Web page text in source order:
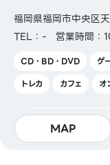
福岡県福岡市中央区
TEL：-
営業時間
CD・BD・DVD ゲ
トレカ
カフェ オ
MAP